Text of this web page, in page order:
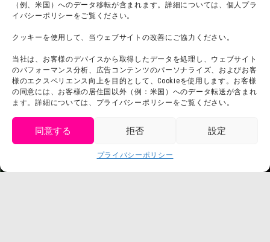
（例、米国）へのデータ移転が含まれます。詳細については、個人プラ
イバシーポリシーをご覧ください。
クッキーを使用して、当ウェブサイトの改善にご協力ください。
当社は、お客様のデバイスから取得したデータを処理し、ウェブサイト
のパフォーマンス分析、広告コンテンツのパーソナライズ、およびお客
様のエクスペリエンス向上を目的として、Cookieを使用します。お客様
の同意には、お客様の居住国以外（例：米国）へのデータ転送が含まれ
ます。詳細については、プライバシーポリシーをご覧ください。
同意する 拒否 設定
プライバシーポリシー
団体利用について
お問い合わせ
利用規約
プライバシーポリシー
プレスリリース
メディア掲載実績
会社概要
スタッフ募集